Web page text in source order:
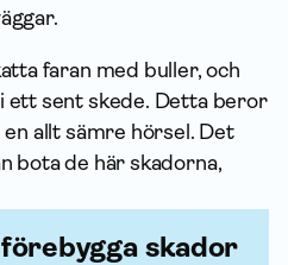
faran med buller, och
ett sent skede. Detta beror
allt sämre hörsel. Det
bota de här skadorna,
skador